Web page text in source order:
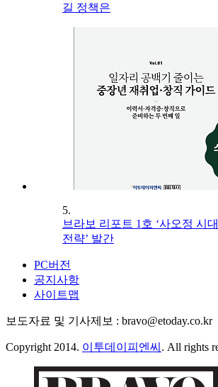
길 정책은
5.
브라보 리포트 1호 ‘사오정 시
전략’ 발간
PC버전
공지사항
사이트맵
보도자료 및 기사제보 : bravo@etoday.co.kr
Copyright 2014. 이투데이피엔씨 . All rights